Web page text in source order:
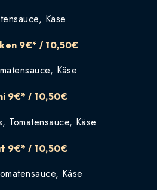
Käse
9€* / 10,50€
Käse
9€* / 10,50€
Tomatensauce, Käse
9€* / 10,50€
Käse